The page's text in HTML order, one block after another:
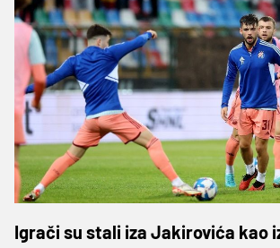
Igrači su stali iza Jakirovića kao